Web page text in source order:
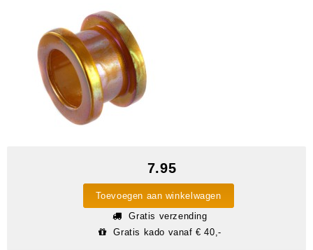
7.95
Toevoegen aan winkelwagen
Gratis verzending
Gratis kado vanaf € 40,-